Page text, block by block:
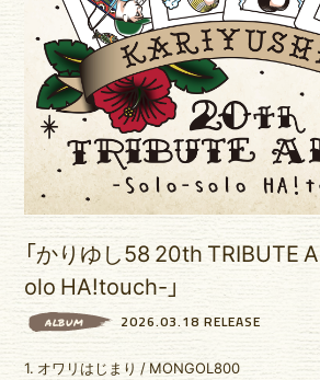
新規登録 ロ
ゆいま～るSNS
ゆいま
ゆいま～るブログ
ゆいま～
かりゆしの部屋
壁紙
「かりゆし58 20th TRIBUTE
olo HA!touch-」
ALBUM 2026.03.18 RELEASE
1. オワリはじまり / MONGOL800